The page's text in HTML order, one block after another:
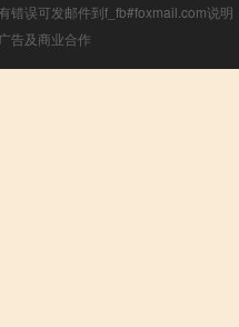
错误可发邮件到f_fb#foxmail.com说明
告及商业合作